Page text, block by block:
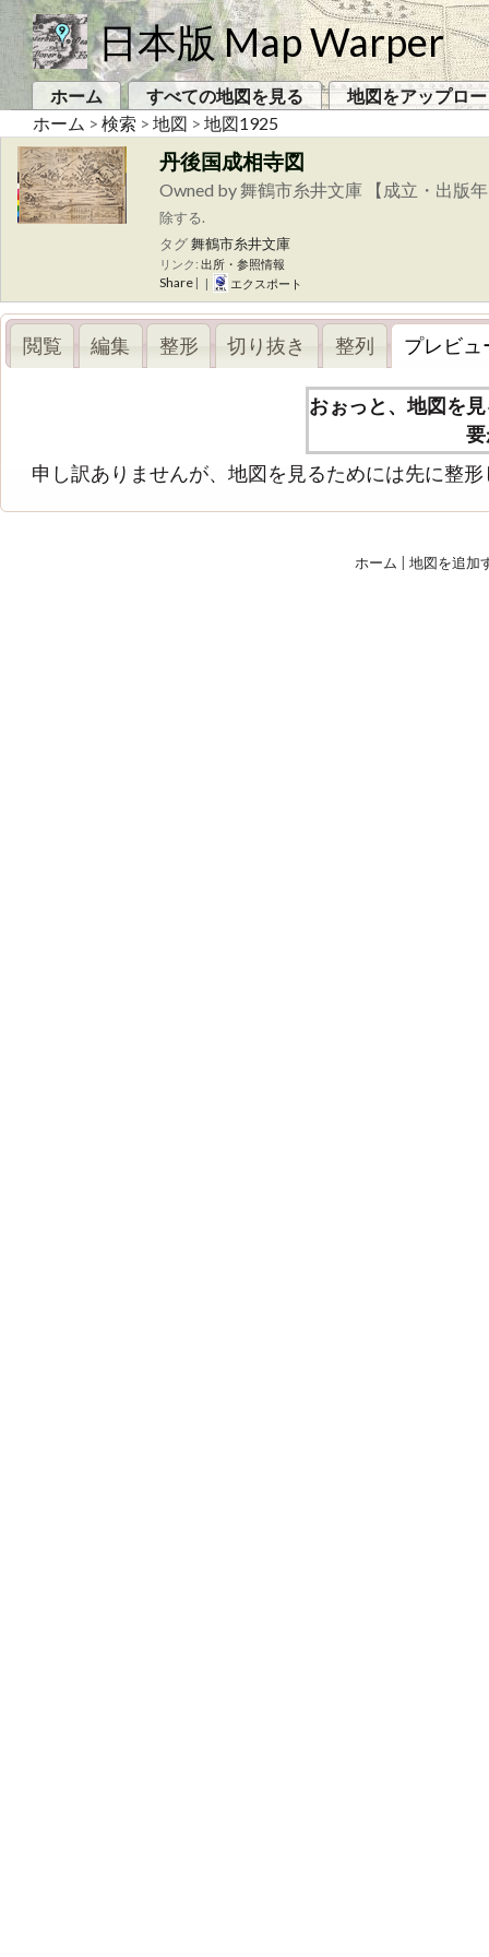
日本版 Map Warper
ホーム すべての地図を見る
地図をアップロ
ホーム > 検索 > 地図 > 地図1925
丹後国成相寺図
Owned by 舞鶴市糸井文庫 【成立・出版
除する.
タグ舞鶴市糸井文庫
リンク: 出所・参照情報
Share | | エクスポート
閲覧 編集 整形 切り抜き 整列 プレビュ
おぉっと、地図を
申し訳ありませんが、地図を見るためには先に整
ホーム | 地図を追加